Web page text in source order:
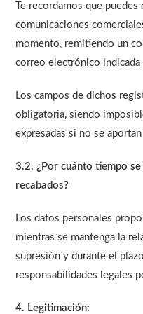
Te recordamos que
comunicaciones
momento, remitiendo un
correo electrónico indicada
Los campos de dichos
obligatoria, siendo
expresadas si no se
3.2. ¿Por cuánto tiempo
recabados?
Los datos personales
mientras se mantenga la
supresión y durante el
responsabilidades legales
4. Legitimación: